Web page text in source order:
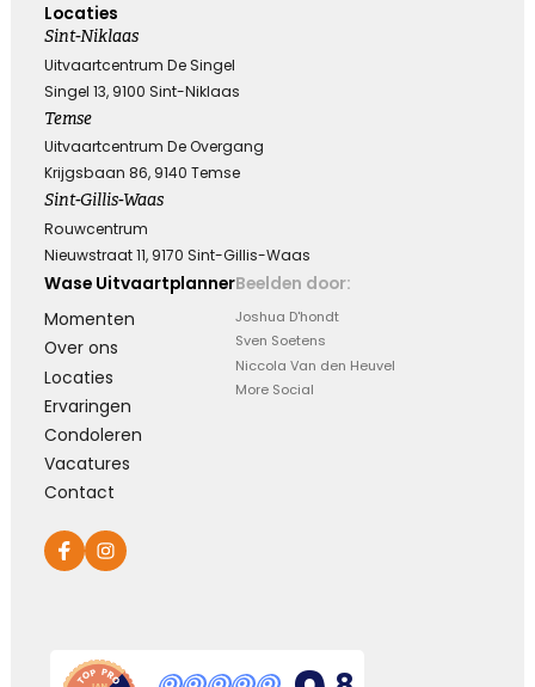
Kies dit gedicht
Koester de momenten
Koester de vele mooie momenten die jullie
hebben gehad, kijk terug met een lach en een
traan.
Loslaten zonder spijt
vooruit kijken zonder verwachtingen ...
Locaties
Sint-Niklaas
Uitvaartcentrum De Singel
Singel 13, 9100 Sint-Niklaas
Temse
Uitvaartcentrum De Overgang
Krijgsbaan 86, 9140 Temse
Sint-Gillis-Waas
Rouwcentrum
Nieuwstraat 11, 9170 Sint-Gillis-Waas
Wase Uitvaartplanner
Momenten
Over ons
Locaties
Ervaringen
Condoleren
Vacatures
Contact
Beelden door:
Joshua D'hondt
Sven Soetens
Niccola Van den Heuvel
More Social